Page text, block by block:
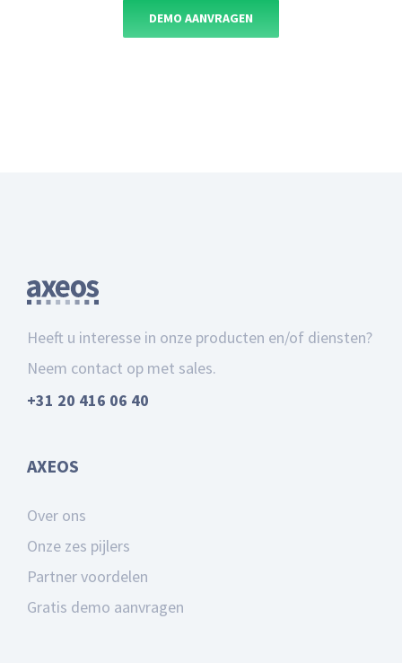
DEMO AANVRAGEN
Heeft u interesse in onze producten en/of diensten?
Neem contact op met sales.
+31 20 416 06 40
AXEOS
Over ons
Onze zes pijlers
Partner voordelen
Gratis demo aanvragen